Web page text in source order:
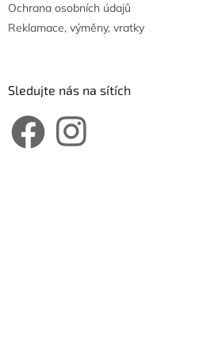
Ochrana osobních údajů
Reklamace, výměny, vratky
Sledujte nás na sítích